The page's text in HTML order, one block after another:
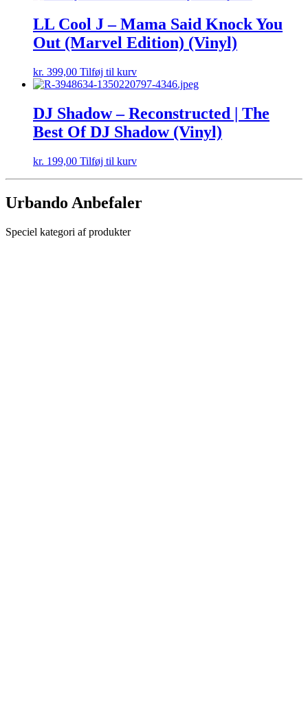
LL Cool J – Mama Said Knock You
Out (Marvel Edition) (Vinyl)
kr. 399,00 Tilføj til kurv
DJ Shadow – Reconstructed | The
Best Of DJ Shadow (Vinyl)
kr. 199,00 Tilføj til kurv
Urbando Anbefaler
Speciel kategori af produkter